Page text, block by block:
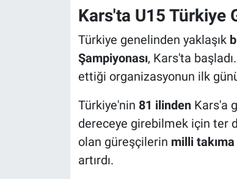
Kars'ta U15 Türkiye
Türkiye genelinden yaklaşık
Şampiyonası, Kars'ta
ettiği organizasyonun ilk
Türkiye'nin 81 ilindenKars'a
dereceye girebilmek için ter
olan güreşçilerin milli takıma
artırdı.